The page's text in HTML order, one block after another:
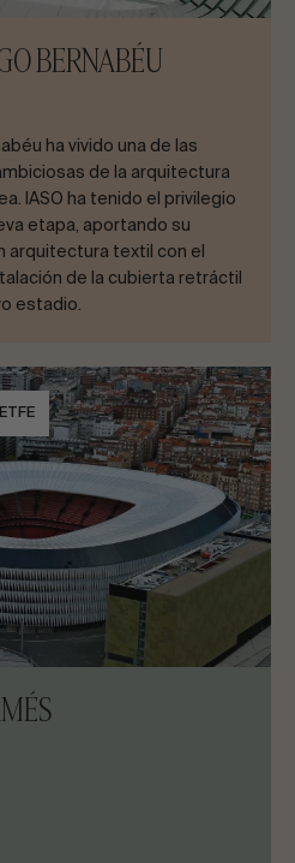
BERNABÉU
ha vivido una de las
de la arquitectura
IASO ha tenido el privilegio
etapa, aportando su
arquitectura textil con el
de la cubierta retráctil
estadio.